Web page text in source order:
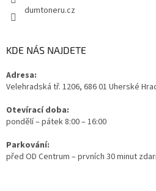
dumtoneru.cz
KDE NÁS NAJDETE
Adresa:
Velehradská tř. 1206, 686 01 Uherské
Otevírací doba:
pondělí – pátek 8:00 – 16:00
Parkování:
před OD Centrum – prvních 30 minut